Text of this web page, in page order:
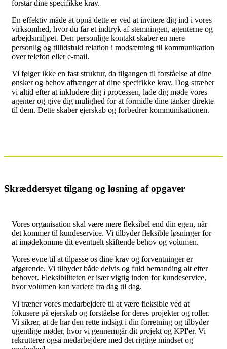
forstår dine specifikke krav.
En effektiv måde at opnå dette er ved at invitere dig ind i vores
virksomhed, hvor du får et indtryk af stemningen, agenterne og
arbejdsmiljøet. Den personlige kontakt skaber en mere
personlig og tillidsfuld relation i modsætning til kommunikation
over telefon eller e-mail.
Vi følger ikke en fast struktur, da tilgangen til forståelse af dine
ønsker og behov afhænger af dine specifikke krav. Dog stræber
vi altid efter at inkludere dig i processen, lade dig møde vores
agenter og give dig mulighed for at formidle dine tanker direkte
til dem. Dette skaber ejerskab og forbedrer kommunikationen.
Skræddersyet tilgang og løsning af opgaver
Vores organisation skal være mere fleksibel end din egen, når
det kommer til kundeservice. Vi tilbyder fleksible løsninger for
at imødekomme dit eventuelt skiftende behov og volumen.
Vores evne til at tilpasse os dine krav og forventninger er
afgørende. Vi tilbyder både delvis og fuld bemanding alt efter
behovet. Fleksibiliteten er især vigtig inden for kundeservice,
hvor volumen kan variere fra dag til dag.
Vi træner vores medarbejdere til at være fleksible ved at
fokusere på ejerskab og forståelse for deres projekter og roller.
Vi sikrer, at de har den rette indsigt i din forretning og tilbyder
ugentlige møder, hvor vi gennemgår dit projekt og KPI'er. Vi
rekrutterer også medarbejdere med det rigtige mindset og